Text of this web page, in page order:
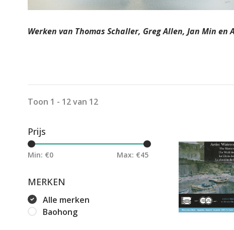
Werken van Thomas Schaller, Greg Allen, Jan Min
Toon 1 - 12 van 12
Prijs
Min: €0 Max: €45
MERKEN
Alle merken
Baohong